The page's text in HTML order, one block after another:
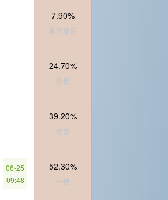
7.90%
非常珍贵
24.70%
珍贵
39.20%
珍贵
06-25
09:48
52.30%
一般